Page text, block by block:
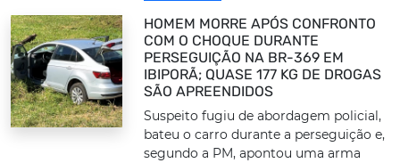
HOMEM MORRE APÓS CONFRONTO
COM O CHOQUE DURANTE
PERSEGUIÇÃO NA BR-369 EM
IBIPORÃ; QUASE 177 KG DE DROGAS
SÃO APREENDIDOS
Suspeito fugiu de abordagem policial,
bateu o carro durante a perseguição e,
segundo a PM, apontou uma arma